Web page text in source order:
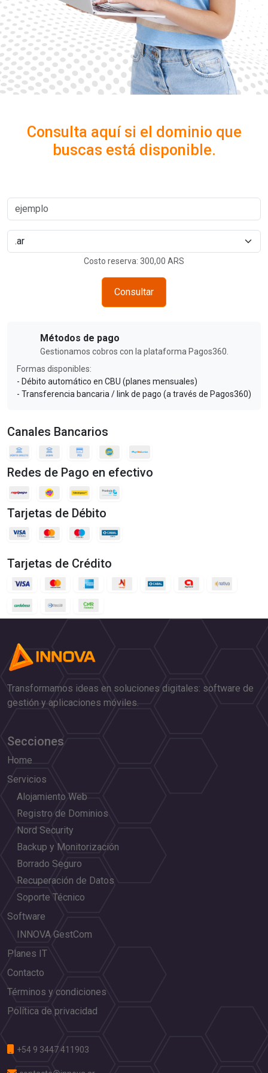
Consulta aquí si el dominio que
buscas está disponible.
Costo reserva: 300,00 ARS
Consultar
Métodos de pago
Gestionamos cobros con la plataforma Pagos360.
Formas disponibles:
- Débito automático en CBU (planes mensuales)
- Transferencia bancaria / link de pago (a través de Pagos360)
Canales Bancarios
Redes de Pago en efectivo
Tarjetas de Débito
Tarjetas de Crédito
Transformamos ideas en soluciones digitales: software de
gestión y aplicaciones móviles.
Secciones
Home
Servicios
Alojamiento Web
Registro de Dominios
Nord Security
Backup y Monitorización
Borrado Seguro
Recuperación de Datos
Soporte Técnico
Software
INNOVA GestCom
Planes IT
Contacto
Términos y condiciones
Política de privacidad
+54 9 3447 411903